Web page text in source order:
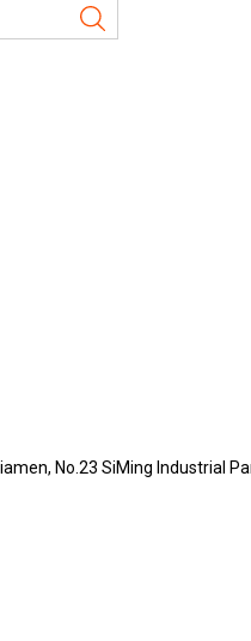
No.23 SiMing lndustrial